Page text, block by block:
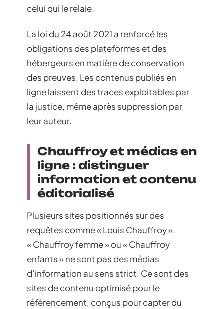
celui qui le relaie.
La loi du 24 août 2021 a renforcé les
obligations des plateformes et des
hébergeurs en matière de conservation
des preuves. Les contenus publiés en
ligne laissent des traces exploitables par
la justice, même après suppression par
leur auteur.
Chauffroy et médias en
ligne : distinguer
information et contenu
éditorialisé
Plusieurs sites positionnés sur des
requêtes comme « Louis Chauffroy »,
« Chauffroy femme » ou « Chauffroy
enfants » ne sont pas des médias
d’information au sens strict. Ce sont des
sites de contenu optimisé pour le
référencement, conçus pour capter du